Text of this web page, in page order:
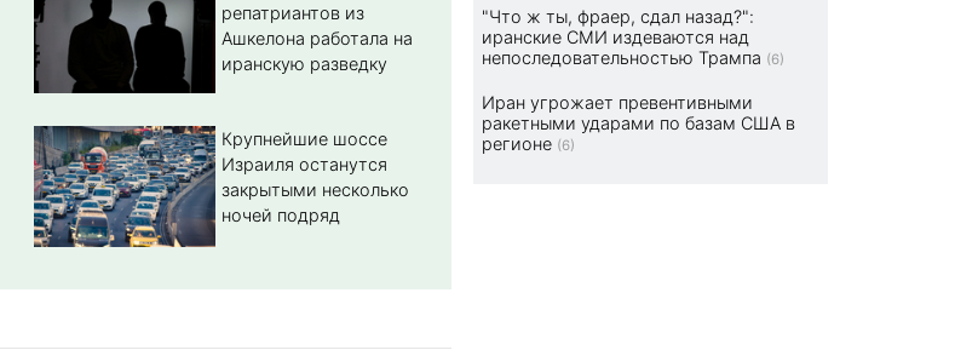
репатриантов из
Ашкелона работала на
иранскую разведку
Крупнейшие шоссе
Израиля останутся
закрытыми несколько
ночей подряд
"Что ж ты, фраер, сдал назад?":
иранские СМИ издеваются над
непоследовательностью Трампа (6)
Иран угрожает превентивными
ракетными ударами по базам США в
регионе (6)